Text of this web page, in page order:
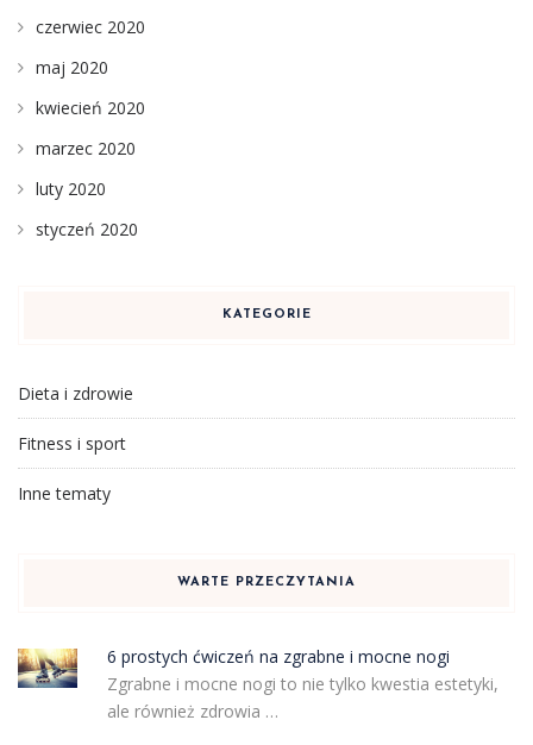
czerwiec 2020
maj 2020
kwiecień 2020
marzec 2020
luty 2020
styczeń 2020
KATEGORIE
Dieta i zdrowie
Fitness i sport
Inne tematy
WARTE PRZECZYTANIA
6 prostych ćwiczeń na zgrabne i mocne nogi
Zgrabne i mocne nogi to nie tylko kwestia estetyki,
ale również zdrowia …